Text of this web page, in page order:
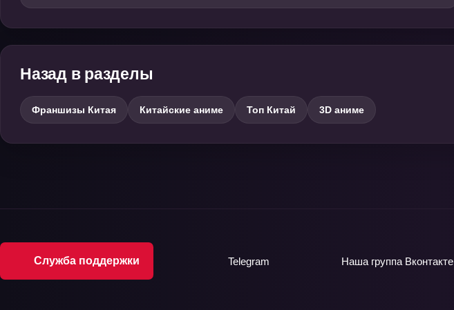
Назад в разделы
Франшизы Китая Китайские аниме Топ Китай 3D аниме
Служба поддержки Telegram Наша группа Вконтакте